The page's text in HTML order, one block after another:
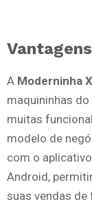
Vantagens
A Moderninha X
maquininhas
muitas
modelo de
com o
Android,
suas vendas